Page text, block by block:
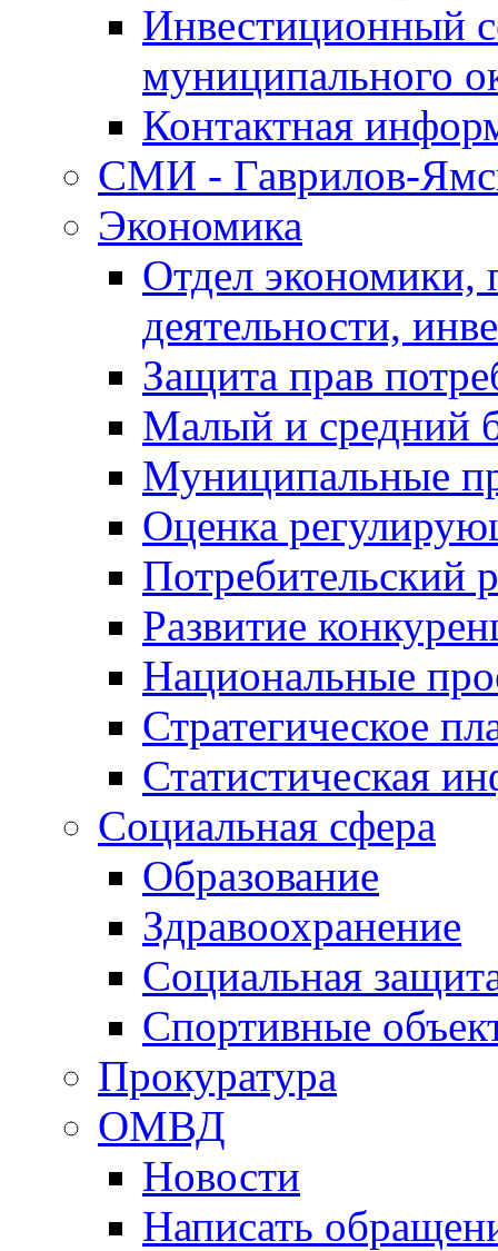
Инвестиционный
муниципального
Контактная
СМИ - Гаврилов-
Экономика
Отдел экономики,
деятельности,
Защита прав
Малый и средний
Муниципальные
Оценка
Потребительский
Развитие
Национальные
Стратегическое
Статистическая
Социальная сфера
Образование
Здравоохранение
Социальная
Спортивные
Прокуратура
ОМВД
Новости
Написать